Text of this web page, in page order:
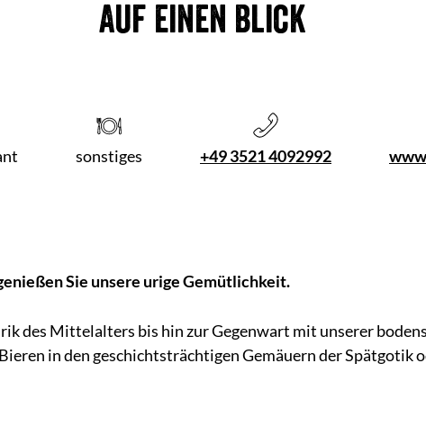
Auf einen Blick
sonstiges +49 3521 4092992
Sie unsere urige Gemütlichkeit.
des Mittelalters bis hin zur Gegenwart mit unserer
in den geschichtsträchtigen Gemäuern der Spätgotik